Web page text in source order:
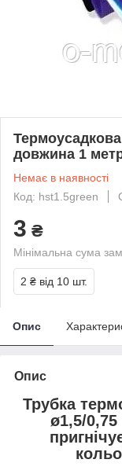
довжина 1
Немає в наявності
Код: hst1.5green
3 ₴
Мінімальна сума
2 ₴ від 10 шт.
Опис
Опис
Трубка
ø1,5/